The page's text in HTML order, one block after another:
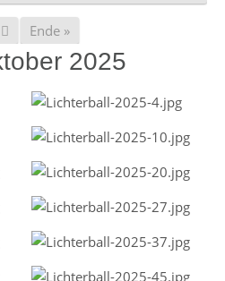
Ende »
2025